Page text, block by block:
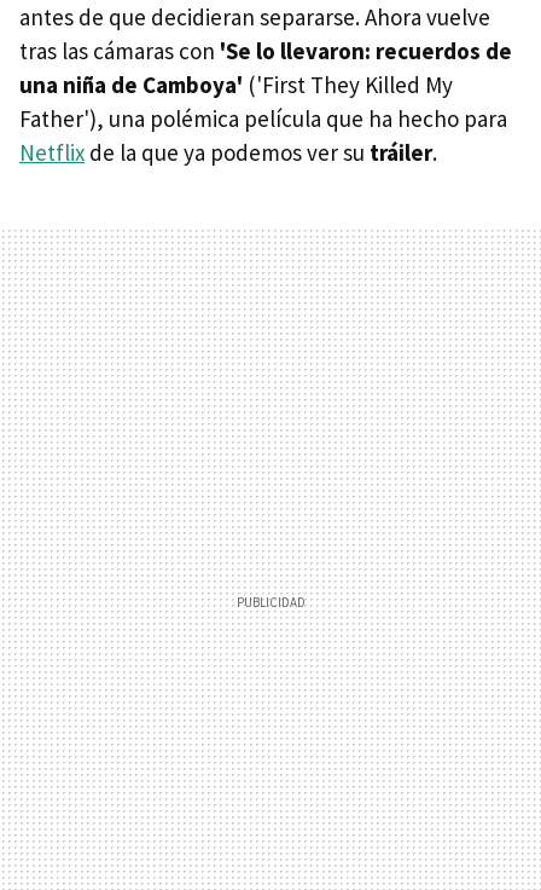
antes de que decidieran separarse. Ahora vuelve
tras las cámaras con 'Se lo llevaron: recuerdos de
una niña de Camboya' ('First They Killed My
Father'), una polémica película que ha hecho para
Netflix de la que ya podemos ver su tráiler.